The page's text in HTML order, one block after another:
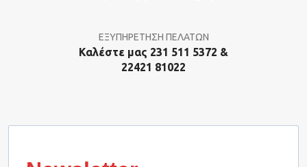
ΕΞΥΠΗΡΕΤΗΣΗ ΠΕΛΑΤΩΝ
Καλέστε μας 231 511 5372 &
22421 81022